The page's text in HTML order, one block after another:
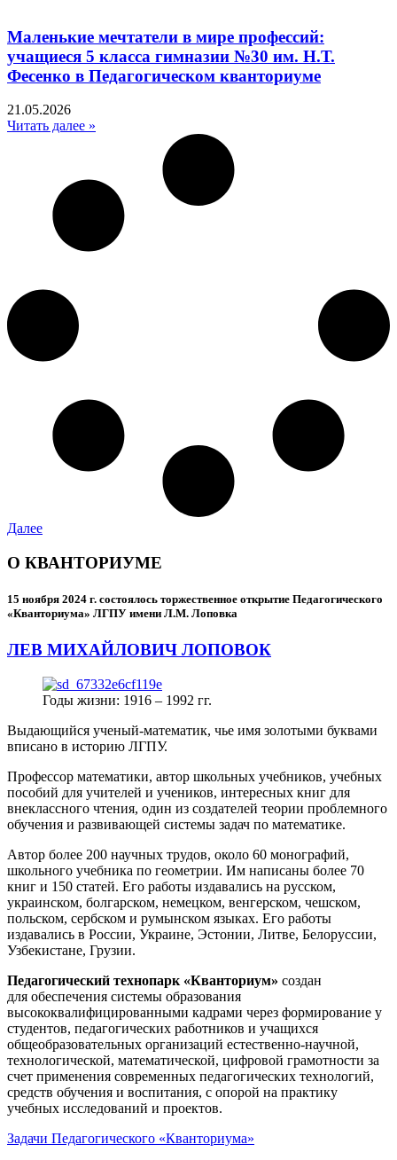
Маленькие мечтатели в мире профессий:
учащиеся 5 класса гимназии №30 им. Н.Т.
Фесенко в Педагогическом кванториуме
21.05.2026
Читать далее »
Далее
О КВАНТОРИУМЕ
15 ноября 2024 г. состоялось торжественное открытие Педагогического
«Кванториума» ЛГПУ имени Л.М. Лоповка
ЛЕВ МИХАЙЛОВИЧ ЛОПОВОК
Годы жизни: 1916 – 1992 гг.
Выдающийся ученый-математик, чье имя золотыми буквами
вписано в историю ЛГПУ.
Профессор математики, автор школьных учебников, учебных
пособий для учителей и учеников, интересных книг для
внеклассного чтения, один из создателей теории проблемного
обучения и развивающей системы задач по математике.
Автор более 200 научных трудов, около 60 монографий,
школьного учебника по геометрии. Им написаны более 70
книг и 150 статей. Его работы издавались на русском,
украинском, болгарском, немецком, венгерском, чешском,
польском, сербском и румынском языках. Его работы
издавались в России, Украине, Эстонии, Литве, Белоруссии,
Узбекистане, Грузии.
Педагогический технопарк «Кванториум» создан
для обеспечения системы образования
высококвалифицированными кадрами через формирование у
студентов, педагогических работников и учащихся
общеобразовательных организаций естественно-научной,
технологической, математической, цифровой грамотности за
счет применения современных педагогических технологий,
средств обучения и воспитания, с опорой на практику
учебных исследований и проектов.
Задачи Педагогического «Кванториума»